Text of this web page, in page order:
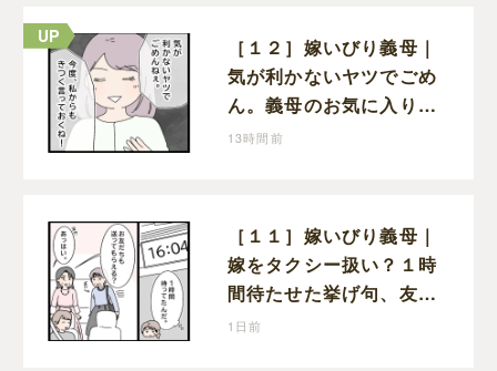
［１２］嫁いびり義母｜
気が利かないヤツでごめ
ん。義母のお気に入り女
性が夫との親密さを匂わ
13時間前
［１１］嫁いびり義母｜
嫁をタクシー扱い？１時
間待たせた挙げ句、友人
まで送らせる義母が図々
1日前